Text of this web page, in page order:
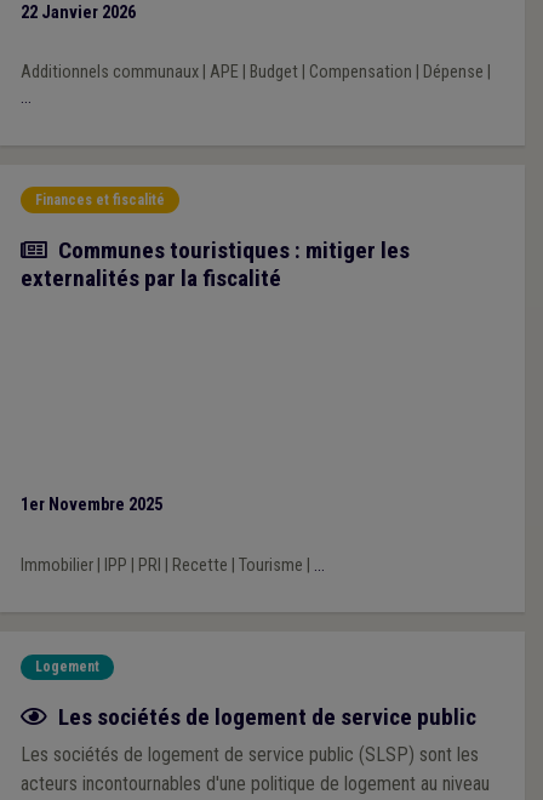
22 Janvier 2026
Additionnels communaux| APE Budget| Compensation Dépense
...
Finances et fiscalité
Article
Communes touristiques : mitiger les
externalités par la fiscalité
1er Novembre 2025
Immobilier| IPP PRI Recette Tourisme ...
Logement
Fiche focus
Les sociétés de logement de service public
Les sociétés de logement de service public (SLSP) sont les
acteurs incontournables d'une politique de logement au niveau